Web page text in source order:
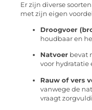
Er zijn diverse
met zijn eigen
Droogvoer
houdbaar en
Natvoer bevat
voor hydratatie
Rauw of vers
vanwege de
vraagt